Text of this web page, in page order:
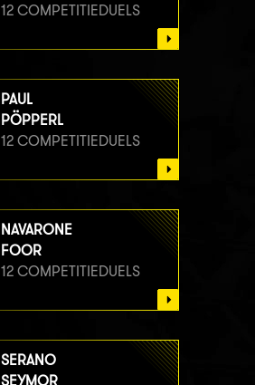
12 COMPETITIEDUELS
PAUL
PÖPPERL
12 COMPETITIEDUELS
NAVARONE
FOOR
12 COMPETITIEDUELS
SERANO
SEYMOR